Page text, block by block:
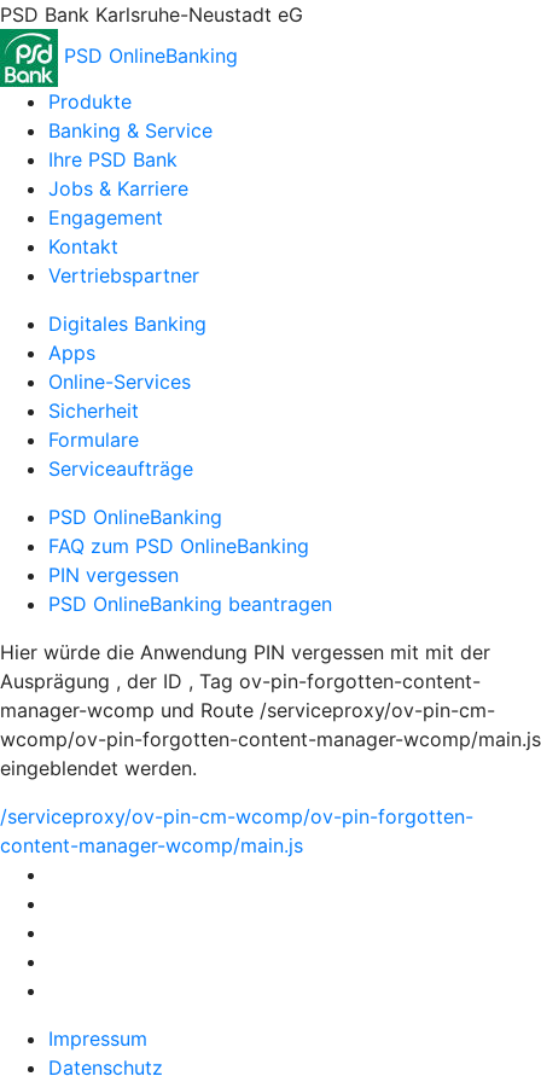
PSD Bank Karlsruhe-Neustadt eG
PSD OnlineBanking
Produkte
Banking & Service
Ihre PSD Bank
Jobs & Karriere
Engagement
Kontakt
Vertriebspartner
Digitales Banking
Apps
Online-Services
Sicherheit
Formulare
Serviceaufträge
PSD OnlineBanking
FAQ zum PSD OnlineBanking
PIN vergessen
PSD OnlineBanking beantragen
Hier würde die Anwendung PIN vergessen mit mit der
Ausprägung , der ID , Tag ov-pin-forgotten-content-
manager-wcomp und Route /serviceproxy/ov-pin-cm-
wcomp/ov-pin-forgotten-content-manager-wcomp/main.js
eingeblendet werden.
/serviceproxy/ov-pin-cm-wcomp/ov-pin-forgotten-
content-manager-wcomp/main.js
Impressum
Datenschutz